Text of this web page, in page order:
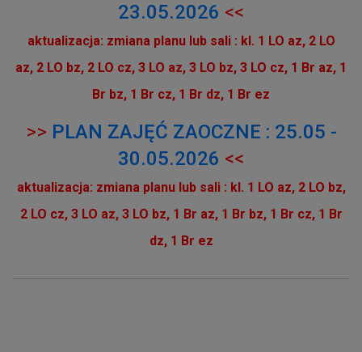
23.05.2026 <<
aktualizacja: zmiana planu lub sali : kl. 1 LO az, 2 LO
az, 2 LO bz, 2 LO cz, 3 LO az, 3 LO bz, 3 LO cz, 1 Br az, 1
Br bz, 1 Br cz, 1 Br dz, 1 Br ez
>> PLAN ZAJĘĆ ZAOCZNE : 25.05 -
30.05.2026 <<
aktualizacja: zmiana planu lub sali : kl. 1 LO az, 2 LO bz,
2 LO cz, 3 LO az, 3 LO bz, 1 Br az, 1 Br bz, 1 Br cz, 1 Br
dz, 1 Br ez